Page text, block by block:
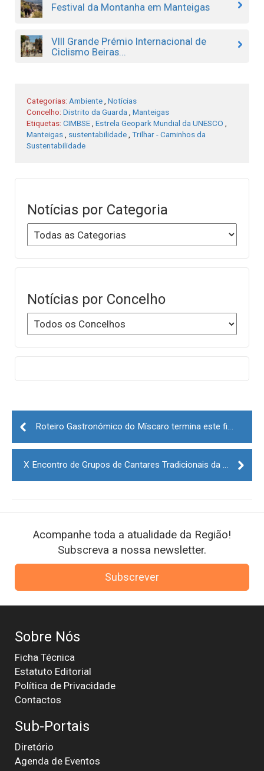
Festival da Montanha em Manteigas
VIII Grande Prémio Internacional de
Ciclismo Beiras...
Categorias: Ambiente Notícias
Concelho: Distrito da Guarda
Manteigas
Etiquetas: CIMBSE Estrela Geopark Mundial da UNESCO
Manteigas
sustentabilidade Trilhar - Caminhos da
Sustentabilidade
Notícias por Categoria
Notícias por Concelho
Post
navigation
Roteiro Gastronómico do Míscaro termina este fim de semana
X Encontro de Grupos de Cantares Tradicionais da Guarda decorre hoje
Acompanhe toda a atualidade da Região!
Subscreva a nossa newsletter.
Subscrever
Sobre Nós
Ficha Técnica
Estatuto Editorial
Política de Privacidade
Contactos
Sub-Portais
Diretório
Agenda de Eventos